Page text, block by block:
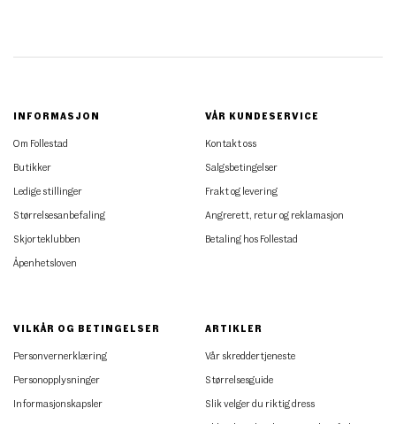
INFORMASJON
Om Follestad
Butikker
Ledige stillinger
Størrelsesanbefaling
Skjorteklubben
Åpenhetsloven
VÅR KUNDESERVICE
Kontakt oss
Salgsbetingelser
Frakt og levering
Angrerett, retur og reklamasjon
Betaling hos Follestad
VILKÅR OG BETINGELSER
Personvernerklæring
Personopplysninger
Informasjonskapsler
ARTIKLER
Vår skreddertjeneste
Størrelsesguide
Slik velger du riktig dress